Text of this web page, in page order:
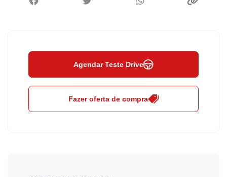
Agendar Teste Drive
Fazer oferta de compra